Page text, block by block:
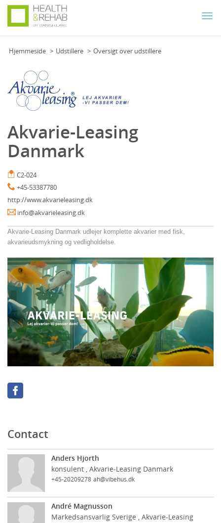
Hjemmeside Udstillere Oversigt over udstillere
Akvarie-Leasing
Danmark
C2-024
+45-53387780
http://www.akvarieleasing.dk
info@akvarieleasing.dk
Akvarie-Leasing Danmark udlejer komplette akvarier med fisk,
akvarieudsmykning og vedligholdelse.
Contact
Anders Hjorth
konsulent , Akvarie-Leasing Danmark
+45-20209278 ah@vibehus.dk
André Magnusson
Markedsansvarlig Sverige , Akvarie-Leasing